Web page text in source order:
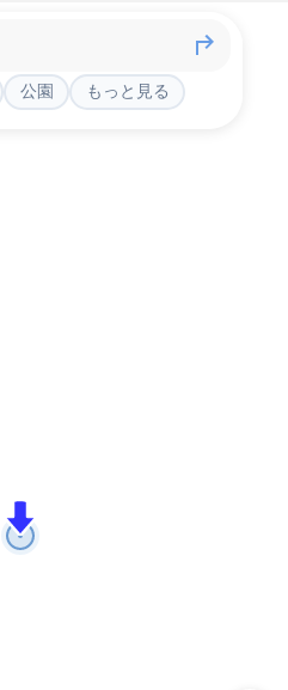
公園 もっと見る